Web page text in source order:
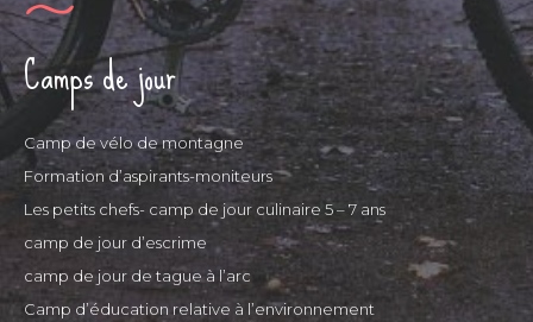
Camps de jour
Camp de vélo de montagne
Formation d’aspirants-moniteurs
Les petits chefs- camp de jour culinaire 5 – 7 ans
camp de jour d’escrime
camp de jour de tague à l’arc
Camp d’éducation relative à l’environnement